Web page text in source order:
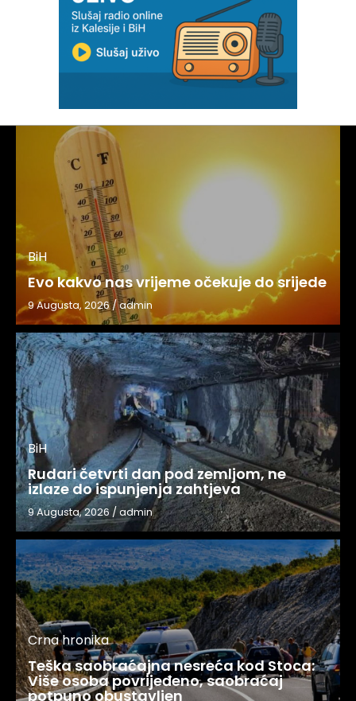
BiH
Evo kakvo nas vrijeme očekuje do srijede
9 Augusta, 2026/admin
BiH
Rudari četvrti dan pod zemljom, ne
izlaze do ispunjenja zahtjeva
9 Augusta, 2026 /admin
Crna hronika
Teška saobraćajna nesreća kod Stoca:
Više osoba povrijeđeno, saobraćaj
potpuno obustavljen